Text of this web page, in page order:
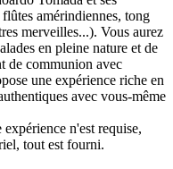
amérindiennes, tong
merveilles...). Vous aurez
en pleine nature et de
de communion avec
une expérience riche en
avec vous-même
n'est requise,
tout est fourni.​